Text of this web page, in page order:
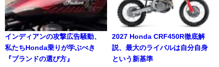
インディアンの攻撃広告騒動、
私たちHonda乗りが学ぶべき
『ブランドの選び方』
2027 Honda CRF450R徹底解
説、最大のライバルは自分自身
という新基準